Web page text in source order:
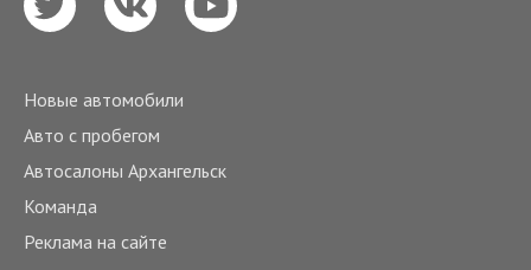
Новые автомобили
Авто с пробегом
Автосалоны Архангельск
Команда
Реклама на сайте